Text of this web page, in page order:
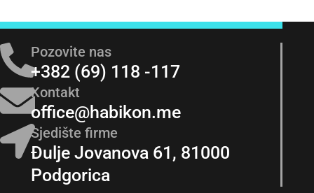
Pozovite nas
+382 (69) 118 -117
Kontakt
office@habikon.me
Sjedište firme
Đulje Jovanova 61, 81000
Podgorica